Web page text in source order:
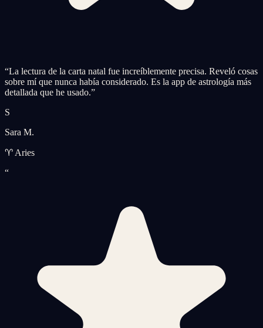
“La lectura de la carta natal fue increíblemente precisa. Reveló cosas
sobre mí que nunca había considerado. Es la app de astrología más
detallada que he usado.”
S
Sara M.
♈ Aries
“